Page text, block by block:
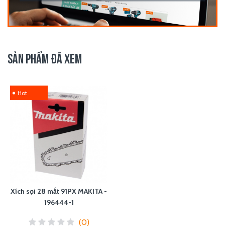
SẢN PHẨM ĐÃ XEM
Hot
Xích sợi 28 mắt 91PX MAKITA -
196444-1
(0)